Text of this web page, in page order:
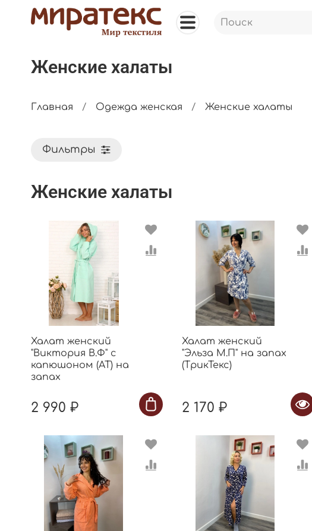
Женские халаты
Главная Одежда женская Женские халаты
Фильтры
Женские халаты
Халат женский
"Виктория В.Ф" с
капюшоном (АТ) на
запах
2 990 ₽
Халат женский
"Эльза М.П" на запах
(ТрикТекс)
2 170 ₽